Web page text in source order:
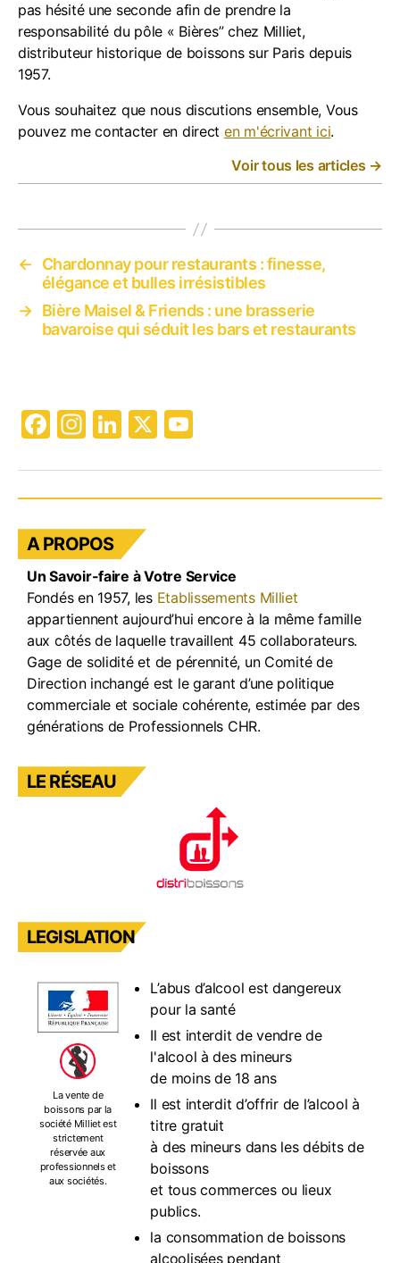
pas hésité une seconde afin de prendre la
responsabilité du pôle « Bières” chez Milliet,
distributeur historique de boissons sur Paris depuis
1957.
Vous souhaitez que nous discutions ensemble, Vous
pouvez me contacter en direct en m'écrivant ici.
Voir tous les articles →
←
Chardonnay pour restaurants : finesse,
élégance et bulles irrésistibles
→ Bière Maisel & Friends : une brasserie
bavaroise qui séduit les bars et restaurants
F
c
e
b
o
o
k
In
a
gr
a
m
Li
k
e
dI
n
X
u
T
b
e
A PROPOS
Un Savoir-faire à Votre Service
Fondés en 1957, les Etablissements Milliet
appartiennent aujourd’hui encore à la même famille
aux côtés de laquelle travaillent 45 collaborateurs.
Gage de solidité et de pérennité, un Comité de
Direction inchangé est le garant d’une politique
commerciale et sociale cohérente, estimée par des
générations de Professionnels CHR.
LE RÉSEAU
LEGISLATION
La vente de
boissons par la
société Milliet est
strictement
réservée aux
professionnels et
aux sociétés.
L’abus d’alcool est dangereux
pour la santé
Il est interdit de vendre de
l'alcool à des mineurs
de moins de 18 ans
Il est interdit d’offrir de l’alcool à
titre gratuit
à des mineurs dans les débits de
boissons
et tous commerces ou lieux
publics.
la consommation de boissons
alcoolisées pendant